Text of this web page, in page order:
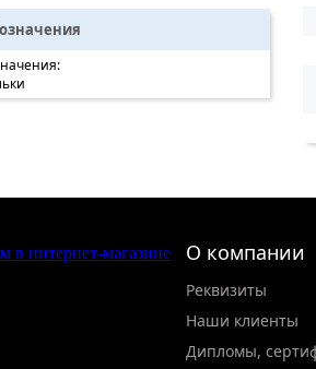
О компании
Реквизиты
Наши клиенты
Дипломы,